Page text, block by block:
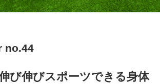
no.44
び伸びスポーツできる身体